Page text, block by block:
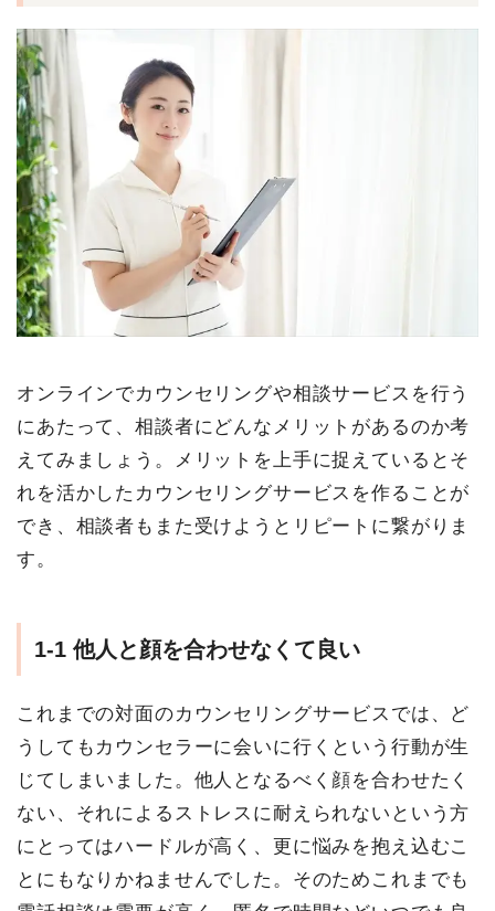
オンラインでカウンセリングや相談サービスを行う
にあたって、相談者にどんなメリットがあるのか考
えてみましょう。メリットを上手に捉えているとそ
れを活かしたカウンセリングサービスを作ることが
でき、相談者もまた受けようとリピートに繋がりま
す。
1-1 他人と顔を合わせなくて良い
これまでの対面のカウンセリングサービスでは、ど
うしてもカウンセラーに会いに行くという行動が生
じてしまいました。他人となるべく顔を合わせたく
ない、それによるストレスに耐えられないという方
にとってはハードルが高く、更に悩みを抱え込むこ
とにもなりかねませんでした。そのためこれまでも